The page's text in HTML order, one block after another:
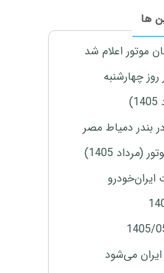
ها
بندر دمیاط مصر
1405)
ایران‌خودرو